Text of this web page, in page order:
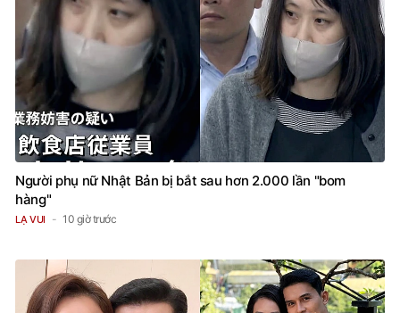
Người phụ nữ Nhật Bản bị bắt sau hơn 2.000 lần "bom
hàng"
LẠ VUI 10 giờ trước